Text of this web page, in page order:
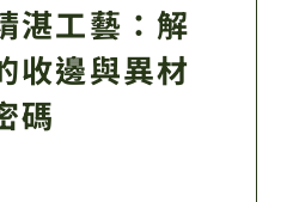
湛工藝：解
收邊與異材
碼